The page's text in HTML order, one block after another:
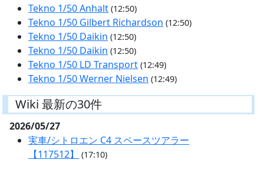
Tekno 1/50 Anhalt (12:50)
Tekno 1/50 Gilbert Richardson (12:50)
Tekno 1/50 Daikin (12:50)
Tekno 1/50 Daikin (12:50)
Tekno 1/50 LD Transport (12:49)
Tekno 1/50 Werner Nielsen (12:49)
Wiki 最新の30件
2026/05/27
実車/シトロエン C4 スペースツアラー
【117512】
(17:10)